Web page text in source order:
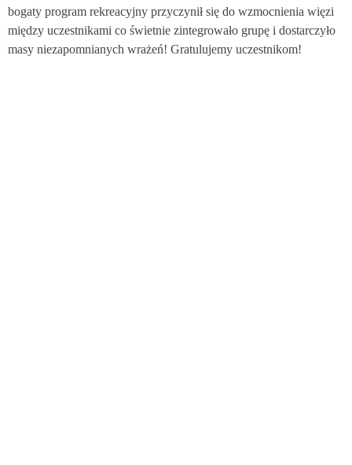
bogaty program rekreacyjny przyczynił się do wzmocnienia więzi
między uczestnikami co świetnie zintegrowało grupę i dostarczyło
masy niezapomnianych wrażeń! Gratulujemy uczestnikom!